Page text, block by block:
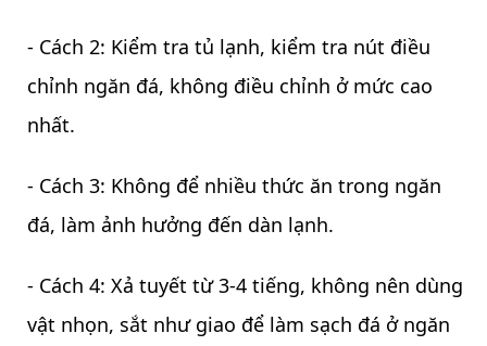
- Cách 2: Kiểm tra tủ lạnh, kiểm tra nút điều
chỉnh ngăn đá, không điều chỉnh ở mức cao
nhất.
- Cách 3: Không để nhiều thức ăn trong ngăn
đá, làm ảnh hưởng đến dàn lạnh.
- Cách 4: Xả tuyết từ 3-4 tiếng, không nên dùng
vật nhọn, sắt như giao để làm sạch đá ở ngăn